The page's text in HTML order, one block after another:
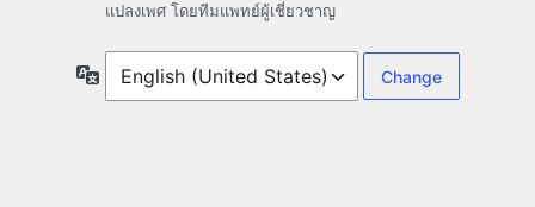
แปลงเพศ โดยทีมแพทย์ผู้เชี่ยวชาญ
Language